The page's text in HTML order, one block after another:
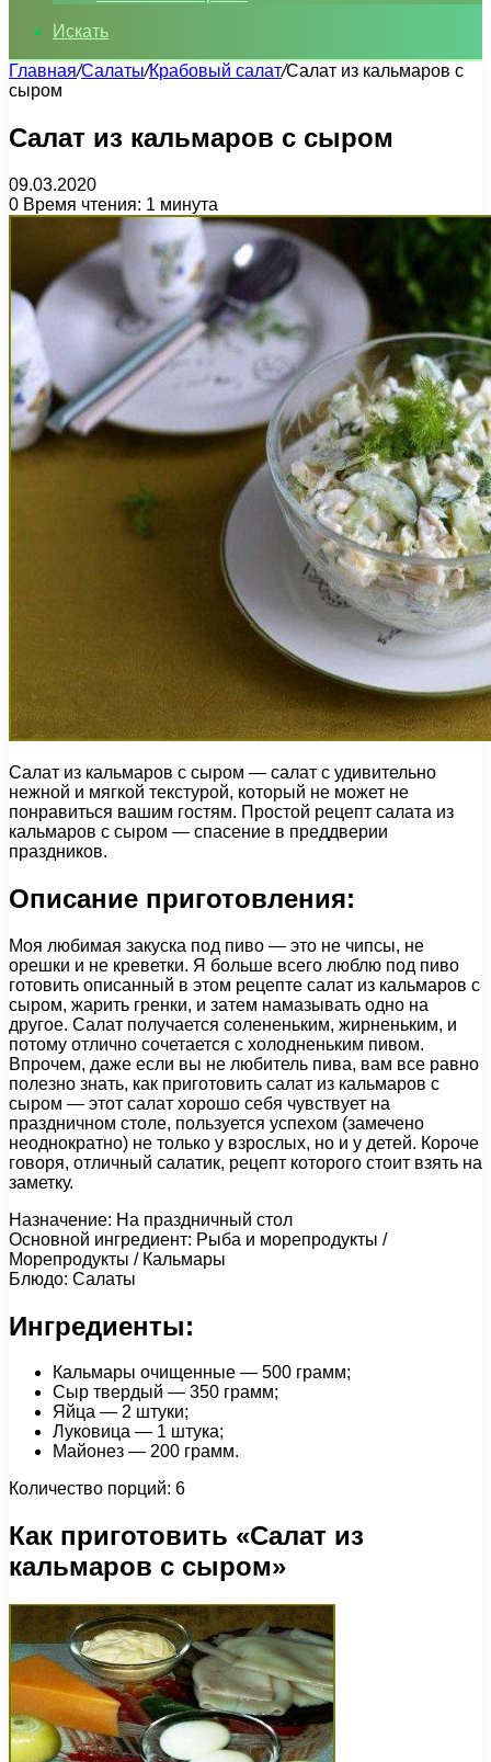
Искать
Главная/Салаты/Крабовый салат/Салат из кальмаров с
сыром
Салат из кальмаров с сыром
09.03.2020
0 Время чтения: 1 минута
Салат из кальмаров с сыром — салат с удивительно
нежной и мягкой текстурой, который не может не
понравиться вашим гостям. Простой рецепт салата из
кальмаров с сыром — спасение в преддверии
праздников.
Описание приготовления:
Моя любимая закуска под пиво — это не чипсы, не
орешки и не креветки. Я больше всего люблю под пиво
готовить описанный в этом рецепте салат из кальмаров с
сыром, жарить гренки, и затем намазывать одно на
другое. Салат получается солененьким, жирненьким, и
потому отлично сочетается с холодненьким пивом.
Впрочем, даже если вы не любитель пива, вам все равно
полезно знать, как приготовить салат из кальмаров с
сыром — этот салат хорошо себя чувствует на
праздничном столе, пользуется успехом (замечено
неоднократно) не только у взрослых, но и у детей. Короче
говоря, отличный салатик, рецепт которого стоит взять на
заметку.
Назначение: На праздничный стол
Основной ингредиент: Рыба и морепродукты /
Морепродукты / Кальмары
Блюдо: Салаты
Ингредиенты:
Кальмары очищенные — 500 грамм;
Сыр твердый — 350 грамм;
Яйца — 2 штуки;
Луковица — 1 штука;
Майонез — 200 грамм.
Количество порций: 6
Как приготовить «Салат из
кальмаров с сыром»